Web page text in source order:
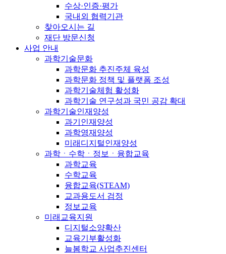
수상·인증·평가
국내외 협력기관
찾아오시는 길
재단 방문신청
사업 안내
과학기술문화
과학문화 추진주체 육성
과학문화 정책 및 플랫폼 조성
과학기술체험 활성화
과학기술 연구성과 국민 공감 확대
과학기술인재양성
과기인재양성
과학영재양성
미래디지털인재양성
과학ㆍ수학ㆍ정보ㆍ융합교육
과학교육
수학교육
융합교육(STEAM)
교과용도서 검정
정보교육
미래교육지원
디지털소양확산
교육기부활성화
늘봄학교 사업추진센터